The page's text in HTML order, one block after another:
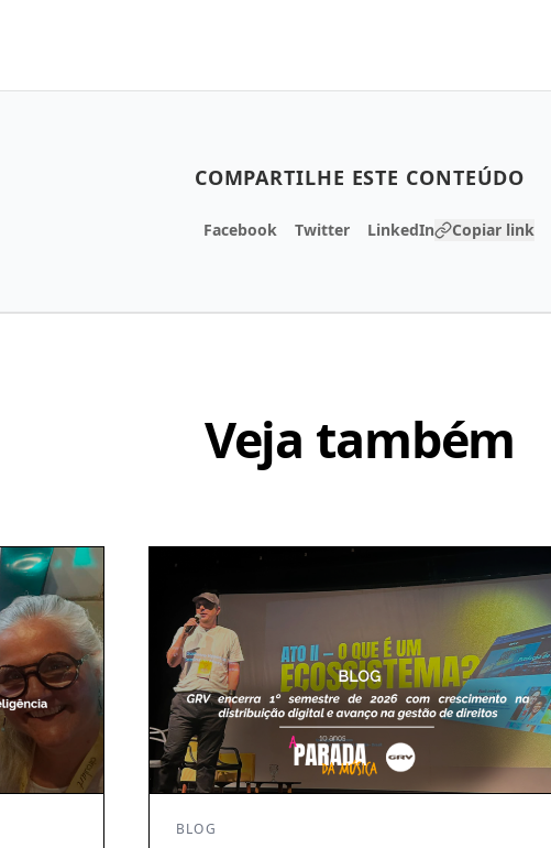
COMPARTILHE ESTE CONTEÚDO
Facebook Twitter LinkedIn Copiar link
Veja também
BLOG